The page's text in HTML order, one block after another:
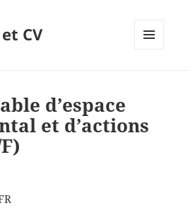
CV
d’espace
et d’actions